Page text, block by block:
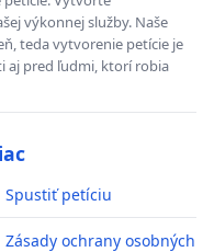
výkonnej služby. Naše
teda vytvorenie petície je
aj pred ľudmi, ktorí robia
Spustiť petíciu
Zásady ochrany osobných